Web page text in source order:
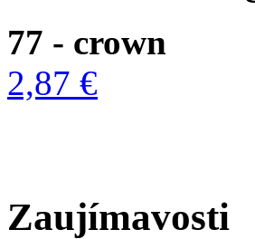
77 - crown
2,87 €
Zaujímavosti